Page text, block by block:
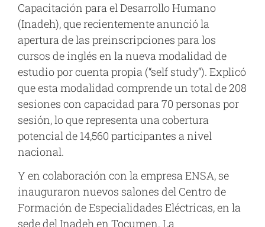
Capacitación para el Desarrollo Humano
(Inadeh), que recientemente anunció la
apertura de las preinscripciones para los
cursos de inglés en la nueva modalidad de
estudio por cuenta propia (“self study”). Explicó
que esta modalidad comprende un total de 208
sesiones con capacidad para 70 personas por
sesión, lo que representa una cobertura
potencial de 14,560 participantes a nivel
nacional.
Y en colaboración con la empresa ENSA, se
inauguraron nuevos salones del Centro de
Formación de Especialidades Eléctricas, en la
sede del Inadeh en Tocumen. La